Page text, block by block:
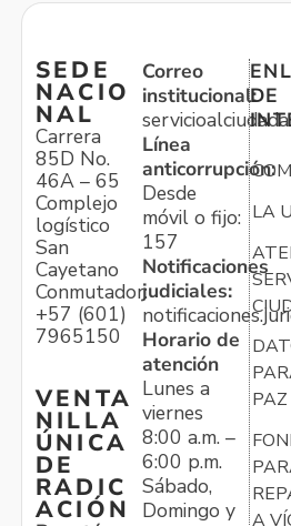
SEDE
NACIO
NAL
Carrera
85D No.
46A – 65
Complejo
logístico
San
Cayetano
Conmutador:
+57 (601)
7965150
VENTA
NILLA
ÚNICA
DE
RADIC
ACIÓN
Correo
institucional:
Línea
anticorrupción:
Desde
móvil o fijo:
157
Notificaciones
judiciales:
Horario de
atención
Lunes a
viernes
8:00 a.m. –
6:00 p.m.
Sábado,
Domingo y
DE
LA
PAZ
A